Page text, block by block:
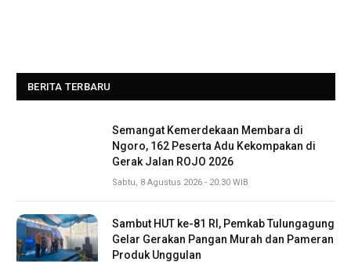
BERITA TERBARU
Semangat Kemerdekaan Membara di
Ngoro, 162 Peserta Adu Kekompakan di
Gerak Jalan ROJO 2026
Sabtu, 8 Agustus 2026 - 20:30 WIB
Sambut HUT ke-81 RI, Pemkab Tulungagung
Gelar Gerakan Pangan Murah dan Pameran
Produk Unggulan